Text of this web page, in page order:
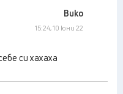
Вико
15:24, 10 юни 22
си хахаха